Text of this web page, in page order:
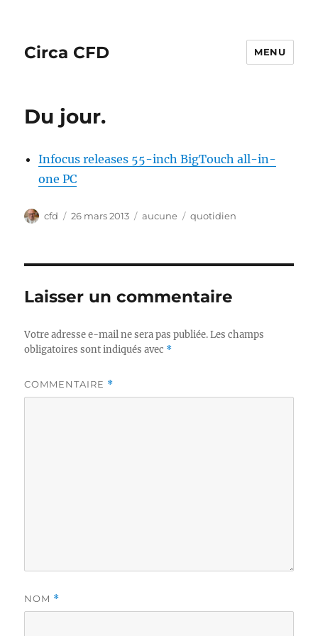
Circa CFD MENU
Du jour.
Infocus releases 55-inch BigTouch all-in-
one PC
Auteur
cfd
Publié
26 mars 2013 Catégories
aucune Étiquettes
quotidien
Laisser un commentaire
Votre adresse e-mail ne sera pas publiée. Les champs
obligatoires sont indiqués avec *
COMMENTAIRE *
NOM *